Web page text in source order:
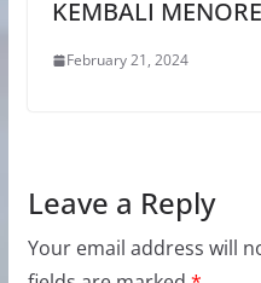
KEMBALI
February 21, 2024
Leave a Reply
Your email address will